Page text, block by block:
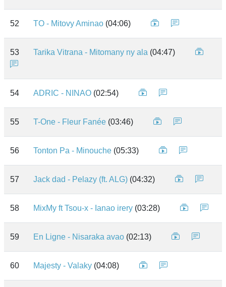
52 TO - Mitovy Aminao (04:06)
53 Tarika Vitrana - Mitomany ny ala (04:47)
54 ADRIC - NINAO (02:54)
55 T-One - Fleur Fanée (03:46)
56 Tonton Pa - Minouche (05:33)
57 Jack dad - Pelazy (ft. ALG) (04:32)
58 MixMy ft Tsou-x - Ianao irery (03:28)
59 En Ligne - Nisaraka avao (02:13)
60 Majesty - Valaky (04:08)